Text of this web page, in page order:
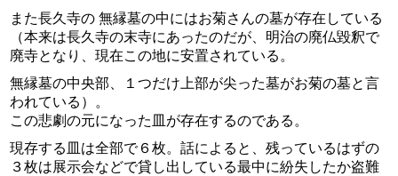
また長久寺の 無縁墓の中にはお菊さんの墓が存在している
（本来は長久寺の末寺にあったのだが、明治の廃仏毀釈で
廃寺となり、現在この地に安置されている。
無縁墓の中央部、１つだけ上部が尖った墓がお菊の墓と言
われている）。
この悲劇の元になった皿が存在するのである。
現存する皿は全部で６枚。話によると、残っているはずの
３枚は展示会などで貸し出している最中に紛失したか盗難